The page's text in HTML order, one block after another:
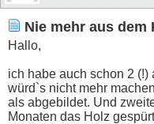
Nie mehr aus dem
Hallo,
ich habe auch schon 2
würd`s nicht mehr
als abgebildet. Und
Monaten das Holz